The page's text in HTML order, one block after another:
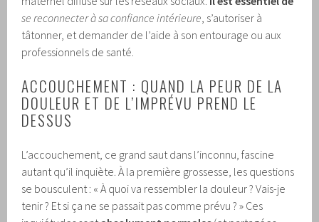
se reconnecter à sa confiance intérieure, s’autoriser à
tâtonner, et demander de l’aide à son entourage ou aux
professionnels de santé.
ACCOUCHEMENT : QUAND LA PEUR DE LA
DOULEUR ET DE L’IMPRÉVU PREND LE
DESSUS
L’accouchement, ce grand saut dans l’inconnu, fascine
autant qu’il inquiète. À la première grossesse, les questions
se bousculent : « À quoi va ressembler la douleur ? Vais-je
tenir ? Et si ça ne se passait pas comme prévu ? » Ces